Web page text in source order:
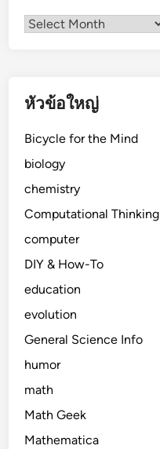
รายการ
หัวข้อใหญ่
Bicycle for the Mind
biology
chemistry
Computational Thinking
computer
DIY & How-To
education
evolution
General Science Info
humor
math
Math Geek
Mathematica